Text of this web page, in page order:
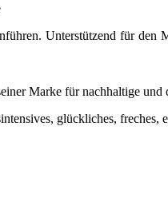
Unterstützend für den
Marke für nachhaltige
glückliches, freches,